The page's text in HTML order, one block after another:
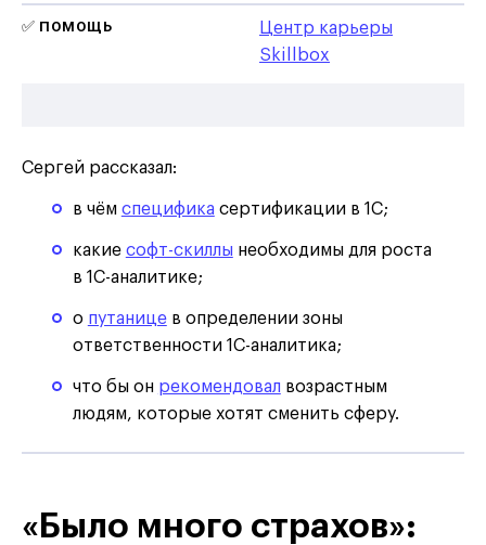
✅ ПОМОЩЬ
Центр карьеры
Skillbox
Сергей рассказал:
в чём специфика сертификации в 1С;
какие софт-скиллы необходимы для роста
в 1С-аналитике;
о путаницев определении зоны
ответственности 1С-аналитика;
что бы он рекомендовал возрастным
людям, которые хотят сменить сферу.
«Было много страхов»: